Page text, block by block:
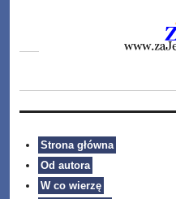
Strona główna
Od autora
W co wierzę